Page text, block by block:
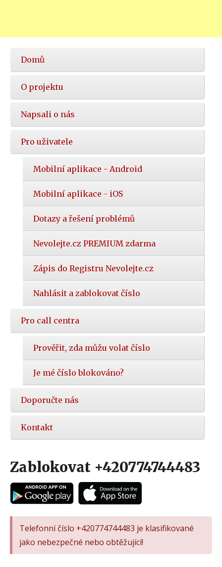
Hlavní
nabídka
Domů
O projektu
Napsali o nás
Pro uživatele
Mobilní aplikace - Android
Mobilní aplikace - iOS
Dotazy a řešení problémů
Nevolejte.cz PREMIUM zdarma
Zápis do Registru Nevolejte.cz
Nahlásit a zablokovat číslo
Pro call centra
Prověřit, zda můžu volat číslo
Je mé číslo blokováno?
Doporučte nás
Kontakt
Zablokovat +420774744483
Telefonní číslo +420774744483 je klasifikované
jako nebezpečné nebo obtěžující!